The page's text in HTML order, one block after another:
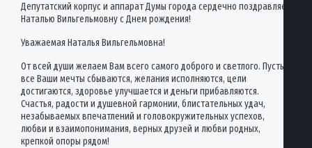
Депутатский корпус и аппарат Думы города сердечно поздравляет
Наталью Вильгельмовну с Днем рождения!
Уважаемая Наталья Вильгельмовна!
От всей души желаем Вам всего самого доброго и светлого. Пусть
все Ваши мечты сбываются, желания исполняются, цели
достигаются, здоровье улучшается и деньги прибавляются.
Счастья, радости и душевной гармонии, блистательных удач,
незабываемых впечатлений и головокружительных успехов,
любви и взаимопонимания, верных друзей и любви родных,
крепкой опоры рядом!